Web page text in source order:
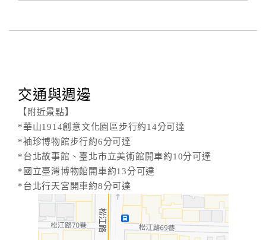
交通與週邊
【附近景點】
*華山1914創意文化園區步行約14分可達
*袖珍博物館步行約6分可達
*台北故事館、臺北市立美術館開車約10分可達
*國立臺灣博物館開車約13分可達
*台北行天宮開車約8分可達